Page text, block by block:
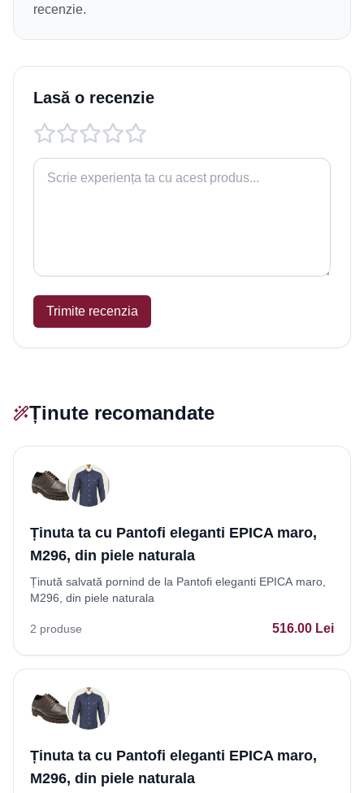
recenzie.
Lasă o recenzie
Trimite recenzia
Ținute recomandate
Ținuta ta cu Pantofi eleganti EPICA maro,
M296, din piele naturala
Ținută salvată pornind de la Pantofi eleganti EPICA maro,
M296, din piele naturala
2 produse 516.00 Lei
Ținuta ta cu Pantofi eleganti EPICA maro,
M296, din piele naturala